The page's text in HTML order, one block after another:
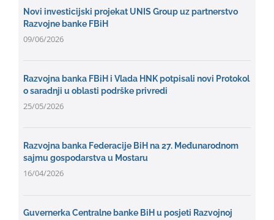
Novi investicijski projekat UNIS Group uz partnerstvo
Razvojne banke FBiH
09/06/2026
Razvojna banka FBiH i Vlada HNK potpisali novi Protokol
o saradnji u oblasti podrške privredi
25/05/2026
Razvojna banka Federacije BiH na 27. Međunarodnom
sajmu gospodarstva u Mostaru
16/04/2026
Guvernerka Centralne banke BiH u posjeti Razvojnoj